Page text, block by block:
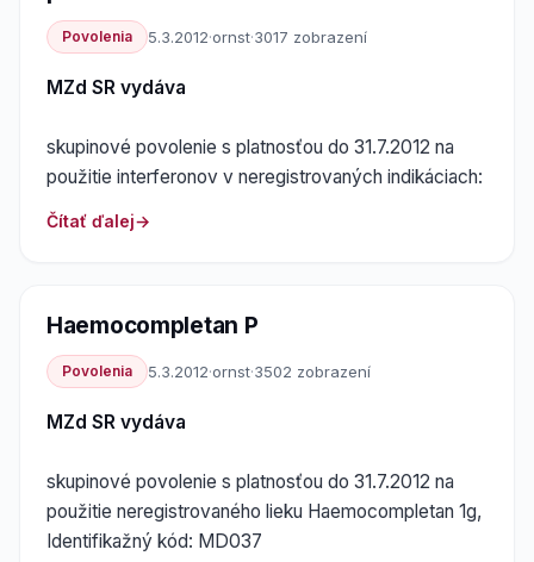
Povolenia 5.3.2012·ornst·3017 zobrazení
MZd SR vydáva
skupinové povolenie s platnosťou do 31.7.2012 na
použitie interferonov v neregistrovaných indikáciach:
Čítať ďalej
Haemocompletan P
Povolenia 5.3.2012·ornst·3502 zobrazení
MZd SR vydáva
skupinové povolenie s platnosťou do 31.7.2012 na
použitie neregistrovaného lieku Haemocompletan 1g,
Identifikažný kód: MD037